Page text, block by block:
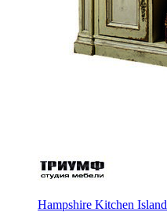
Hampshire Kitchen Island